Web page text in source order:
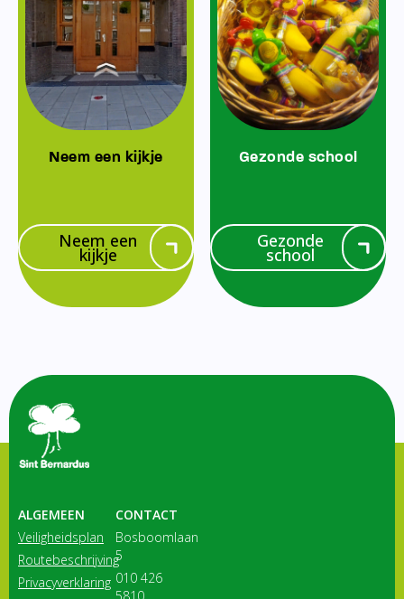
Neem een kijkje
Neem een
kijkje
Gezonde school
Gezonde
school
ALGEMEEN
Veiligheidsplan
Routebeschrijving
Privacyverklaring
CONTACT
Bosboomlaan
5
010 426